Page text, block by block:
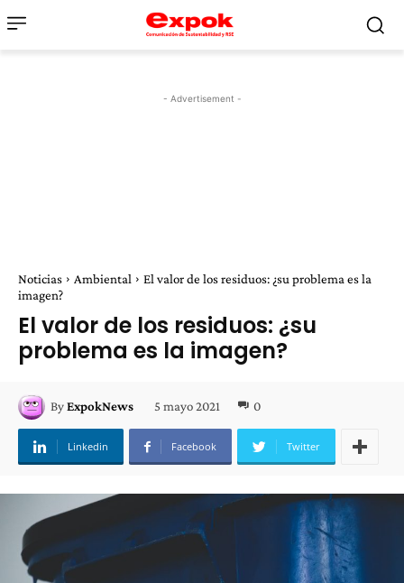
- Advertisement -
Noticias Ambiental
El valor de los residuos: ¿su problema es la
imagen?
El valor de los residuos: ¿su
problema es la imagen?
ByExpokNews 5 mayo 2021 0
Linkedin Facebook Twitter